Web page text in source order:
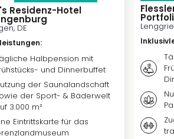
Residenz-Hotel
DE
:
Halbpension mit
und Dinnerbuffet
der Saunalandschaft
der Sport- & Bäderwelt
3.000 m²
Eintrittskarte für das